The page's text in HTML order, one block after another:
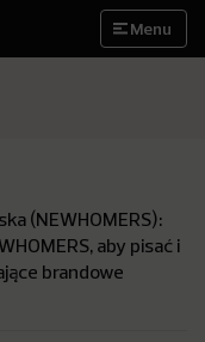
Menu
(NEWHOMERS):
aby pisać i
brandowe